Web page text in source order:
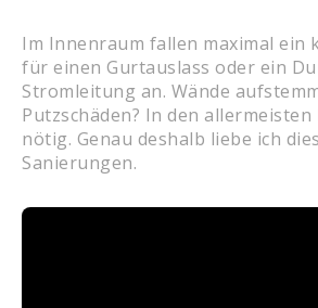
Im Innenraum fallen maximal ein
für einen Gurtauslass oder ein
Stromleitung an. Wände
Putzschäden? In den allermeisten
nötig. Genau deshalb liebe ich
Sanierungen.